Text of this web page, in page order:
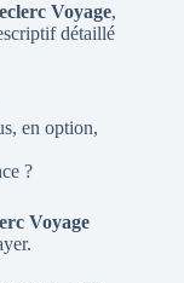
Voyage,
détaillé
en option,
?
Voyage